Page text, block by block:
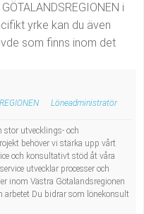
i
yrke kan du även
som finns inom det
Löneadministratör
stor utvecklings- och
behöver vi stärka upp vårt
och konsultativt stöd åt våra
utvecklar processer och
inom Västra Götalandsregionen
arbetet Du bidrar som lönekonsult